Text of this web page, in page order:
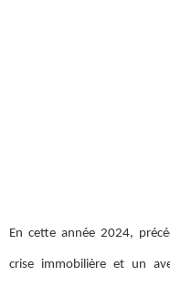
En cette année 2024,
crise immobilière et un